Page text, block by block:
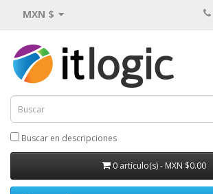
MXN $
Buscar en descripciones
0 artículo(s) - MXN $0.00